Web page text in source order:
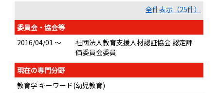
全件表示（25件）
委員会・協会等
2016/04/01 ～
社団法人教育支援人材認証協会 認定評
価委員会委員
現在の専門分野
教育学 キーワード(幼児教育)